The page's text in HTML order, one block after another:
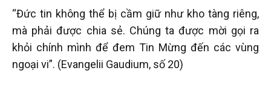
“Đức tin không thể bị cầm giữ như kho tàng riêng,
mà phải được chia sẻ. Chúng ta được mời gọi ra
khỏi chính mình để đem Tin Mừng đến các vùng
ngoại vi”. (Evangelii Gaudium, số 20)